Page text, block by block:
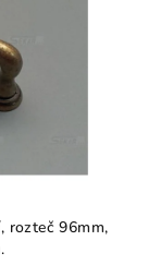
rozteč 96mm,